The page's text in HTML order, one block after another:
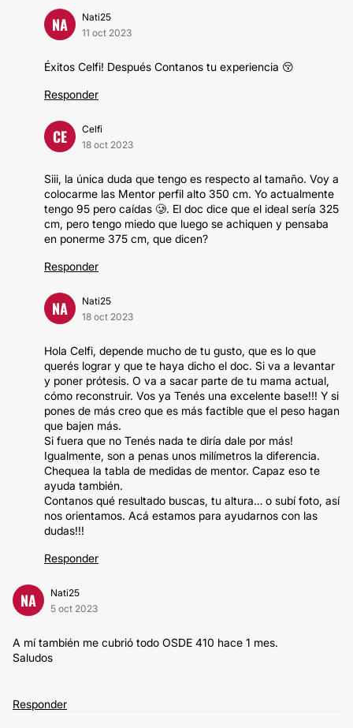
NA
Nati25
11 oct 2023
Éxitos Celfi! Después Contanos tu experiencia 😚
Responder
CE
Celfi
18 oct 2023
Siii, la única duda que tengo es respecto al tamaño. Voy a
colocarme las Mentor perfil alto 350 cm. Yo actualmente
tengo 95 pero caídas 🥲. El doc dice que el ideal sería 325
cm, pero tengo miedo que luego se achiquen y pensaba
en ponerme 375 cm, que dicen?
Responder
NA
Nati25
18 oct 2023
Hola Celfi, depende mucho de tu gusto, que es lo que
querés lograr y que te haya dicho el doc. Si va a levantar
y poner prótesis. O va a sacar parte de tu mama actual,
cómo reconstruir. Vos ya Tenés una excelente base!!! Y si
pones de más creo que es más factible que el peso hagan
que bajen más.
Si fuera que no Tenés nada te diría dale por más!
Igualmente, son a penas unos milímetros la diferencia.
Chequea la tabla de medidas de mentor. Capaz eso te
ayuda también.
Contanos qué resultado buscas, tu altura… o subí foto, así
nos orientamos. Acá estamos para ayudarnos con las
dudas!!!
Responder
NA
Nati25
5 oct 2023
A mí también me cubrió todo OSDE 410 hace 1 mes.
Saludos
Responder